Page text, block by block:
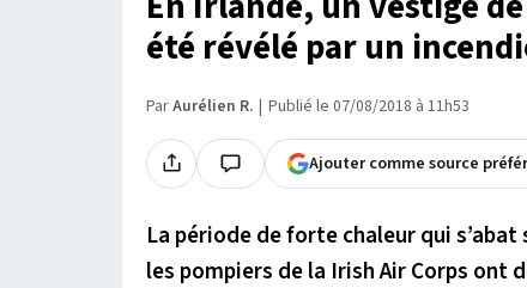
été révélé par un
ParAurélien R. Publié le 07/08/2018 à 11h53
Ajouter comme source
La période de forte chaleur qui s’abat
les pompiers de la Irish Air Corps ont